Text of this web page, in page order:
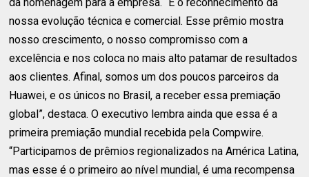
nossa evolução técnica e comercial. Esse prêmio mostra
nosso crescimento, o nosso compromisso com a
excelência e nos coloca no mais alto patamar de resultados
aos clientes. Afinal, somos um dos poucos parceiros da
Huawei, e os únicos no Brasil, a receber essa premiação
global”, destaca. O executivo lembra ainda que essa é a
primeira premiação mundial recebida pela Compwire.
“Participamos de prêmios regionalizados na América Latina,
mas esse é o primeiro ao nível mundial, é uma recompensa